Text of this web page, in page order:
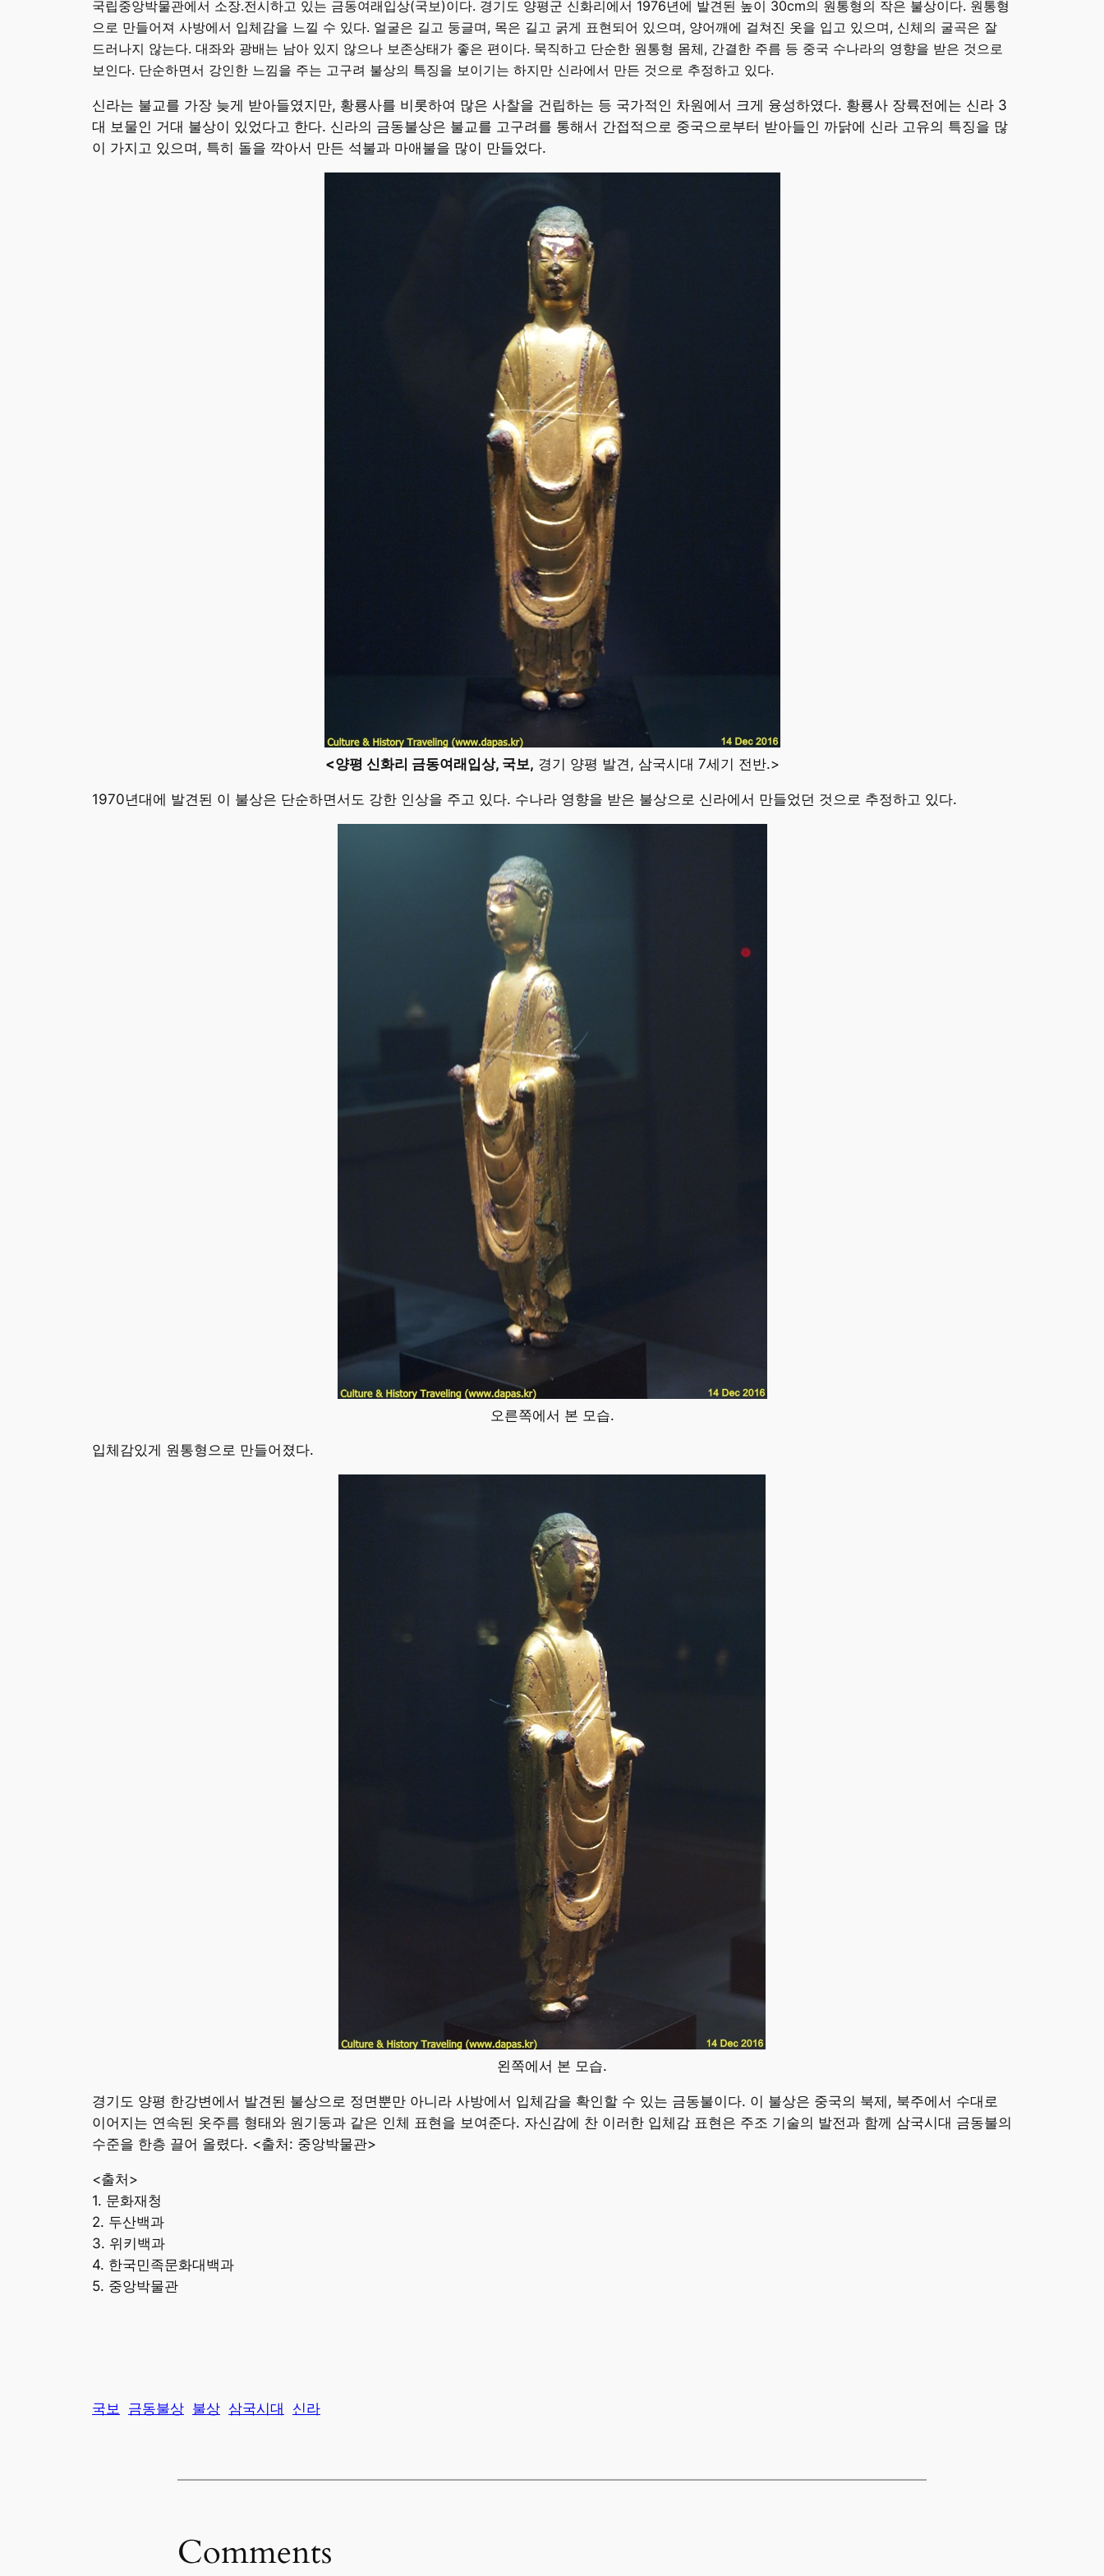
국립중앙박물관에서 소장.전시하고 있는 금동여래입상(국보)이다. 경기도 양평군 신화리에서 1976년에 발견된 높이 30cm의 원통형의 작은 불상이다. 원통형
으로 만들어져 사방에서 입체감을 느낄 수 있다. 얼굴은 길고 둥글며, 목은 길고 굵게 표현되어 있으며, 양어깨에 걸쳐진 옷을 입고 있으며, 신체의 굴곡은 잘
드러나지 않는다. 대좌와 광배는 남아 있지 않으나 보존상태가 좋은 편이다. 묵직하고 단순한 원통형 몸체, 간결한 주름 등 중국 수나라의 영향을 받은 것으로
보인다. 단순하면서 강인한 느낌을 주는 고구려 불상의 특징을 보이기는 하지만 신라에서 만든 것으로 추정하고 있다.
신라는 불교를 가장 늦게 받아들였지만, 황룡사를 비롯하여 많은 사찰을 건립하는 등 국가적인 차원에서 크게 융성하였다. 황룡사 장륙전에는 신라 3
대 보물인 거대 불상이 있었다고 한다. 신라의 금동불상은 불교를 고구려를 통해서 간접적으로 중국으로부터 받아들인 까닭에 신라 고유의 특징을 많
이 가지고 있으며, 특히 돌을 깍아서 만든 석불과 마애불을 많이 만들었다.
<양평 신화리 금동여래입상, 국보, 경기 양평 발견, 삼국시대 7세기 전반.>
1970년대에 발견된 이 불상은 단순하면서도 강한 인상을 주고 있다. 수나라 영향을 받은 불상으로 신라에서 만들었던 것으로 추정하고 있다.
오른쪽에서 본 모습.
입체감있게 원통형으로 만들어졌다.
왼쪽에서 본 모습.
경기도 양평 한강변에서 발견된 불상으로 정면뿐만 아니라 사방에서 입체감을 확인할 수 있는 금동불이다. 이 불상은 중국의 북제, 북주에서 수대로
이어지는 연속된 옷주름 형태와 원기둥과 같은 인체 표현을 보여준다. 자신감에 찬 이러한 입체감 표현은 주조 기술의 발전과 함께 삼국시대 금동불의
수준을 한층 끌어 올렸다. <출처: 중앙박물관>
<출처>
1. 문화재청
2. 두산백과
3. 위키백과
4. 한국민족문화대백과
5. 중앙박물관
국보 금동불상 불상 삼국시대 신라
Comments